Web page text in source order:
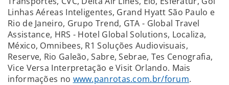
Linhas Aéreas Inteligentes, Grand Hyatt São Paulo e
Rio de Janeiro, Grupo Trend, GTA - Global Travel
Assistance, HRS - Hotel Global Solutions, Localiza,
México, Omnibees, R1 Soluções Audiovisuais,
Reserve, Rio Galeão, Sabre, Sebrae, Tes Cenografia,
Vice Versa Interpretação e Visit Orlando. Mais
informações no www.panrotas.com.br/forum.